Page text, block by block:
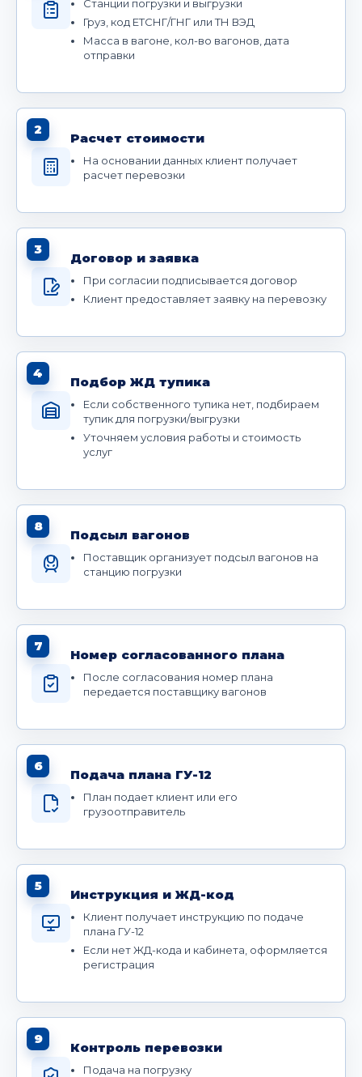
Станции погрузки и выгрузки
Груз, код ЕТСНГ/ГНГ или ТН ВЭД
Масса в вагоне, кол-во вагонов, дата
отправки
2
Расчет стоимости
На основании данных клиент получает
расчет перевозки
3
Договор и заявка
При согласии подписывается договор
Клиент предоставляет заявку на перевозку
4
Подбор ЖД тупика
Если собственного тупика нет, подбираем
тупик для погрузки/выгрузки
Уточняем условия работы и стоимость
услуг
8
Подсыл вагонов
Поставщик организует подсыл вагонов на
станцию погрузки
7
Номер согласованного плана
После согласования номер плана
передается поставщику вагонов
6
Подача плана ГУ-12
План подает клиент или его
грузоотправитель
5
Инструкция и ЖД-код
Клиент получает инструкцию по подаче
плана ГУ-12
Если нет ЖД-кода и кабинета, оформляется
регистрация
9
Контроль перевозки
Подача на погрузку